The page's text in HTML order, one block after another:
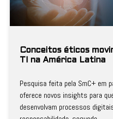
Conceitos éticos
TI na América Latina
Pesquisa feita pela SmC+ em
oferece novos insights para
desenvolvam processos